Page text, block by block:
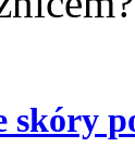
skóry